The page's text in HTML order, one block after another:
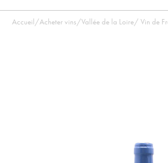
Accueil/Acheter vins/Vallée de la Loire/